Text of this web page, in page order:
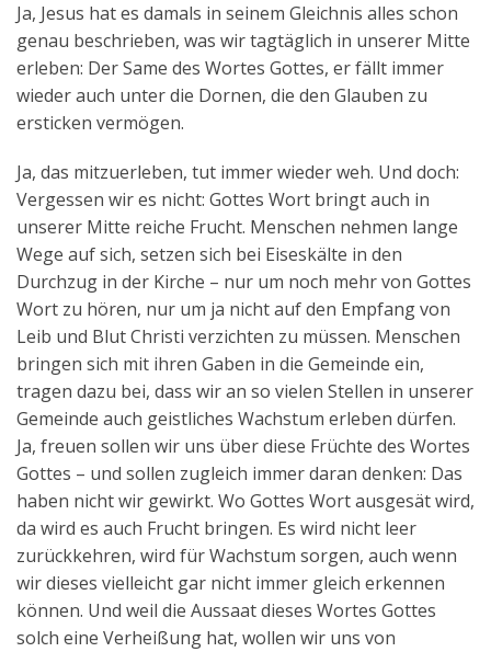
Ja, Jesus hat es damals in seinem Gleichnis alles schon
genau beschrieben, was wir tagtäglich in unserer Mitte
erleben: Der Same des Wortes Gottes, er fällt immer
wieder auch unter die Dornen, die den Glauben zu
ersticken vermögen.
Ja, das mitzuerleben, tut immer wieder weh. Und doch:
Vergessen wir es nicht: Gottes Wort bringt auch in
unserer Mitte reiche Frucht. Menschen nehmen lange
Wege auf sich, setzen sich bei Eiseskälte in den
Durchzug in der Kirche – nur um noch mehr von Gottes
Wort zu hören, nur um ja nicht auf den Empfang von
Leib und Blut Christi verzichten zu müssen. Menschen
bringen sich mit ihren Gaben in die Gemeinde ein,
tragen dazu bei, dass wir an so vielen Stellen in unserer
Gemeinde auch geistliches Wachstum erleben dürfen.
Ja, freuen sollen wir uns über diese Früchte des Wortes
Gottes – und sollen zugleich immer daran denken: Das
haben nicht wir gewirkt. Wo Gottes Wort ausgesät wird,
da wird es auch Frucht bringen. Es wird nicht leer
zurückkehren, wird für Wachstum sorgen, auch wenn
wir dieses vielleicht gar nicht immer gleich erkennen
können. Und weil die Aussaat dieses Wortes Gottes
solch eine Verheißung hat, wollen wir uns von